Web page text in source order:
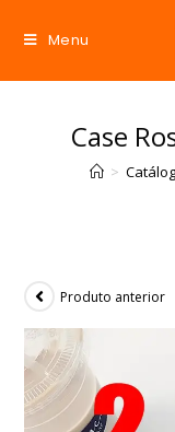
Menu
Case
>
Produto anterior